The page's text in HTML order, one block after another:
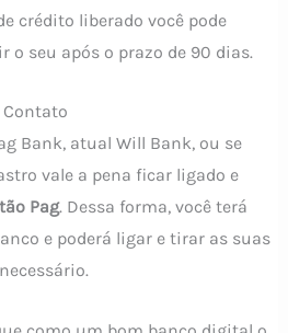
crédito liberado você pode
o seu após o prazo de 90 dias.
Contato
Bank, atual Will Bank, ou se
vale a pena ficar ligado e
Pag. Dessa forma, você terá
e poderá ligar e tirar as suas